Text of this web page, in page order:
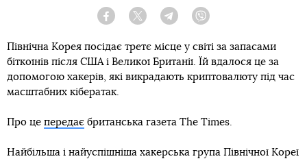
Facebook Twitter Telegram
Північна Корея посідає третє місце у світі за запасами
біткоїнів після США і Великої Британії. Їй вдалося це за
допомогою хакерів, які викрадають криптовалюту під час
масштабних кібератак.
Про це передає британська газета The Times.
Найбільша і найуспішніша хакерська група Північної Кореї